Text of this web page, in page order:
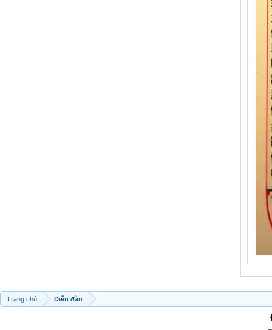
Trang chủ Diễn đàn